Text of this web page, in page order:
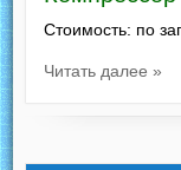
Стоимость: по
Читать далее »